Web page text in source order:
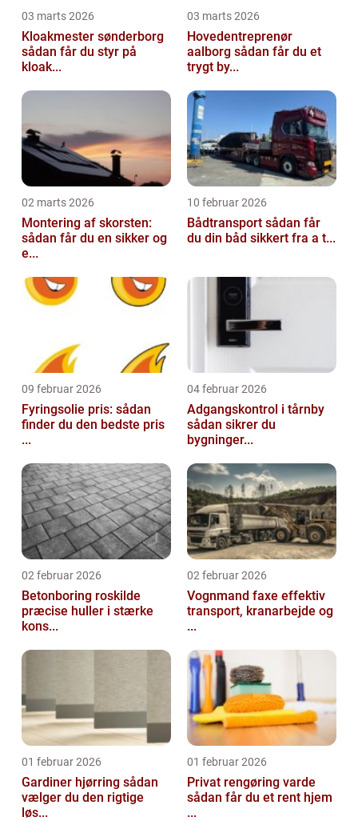
03 marts 2026
Kloakmester sønderborg
sådan får du styr på
kloak...
03 marts 2026
Hovedentreprenør
aalborg sådan får du et
trygt by...
02 marts 2026
Montering af skorsten:
sådan får du en sikker og
e...
10 februar 2026
Bådtransport sådan får
du din båd sikkert fra a t...
09 februar 2026
Fyringsolie pris: sådan
finder du den bedste pris
...
04 februar 2026
Adgangskontrol i tårnby
sådan sikrer du
bygninger...
02 februar 2026
Betonboring roskilde
præcise huller i stærke
kons...
02 februar 2026
Vognmand faxe effektiv
transport, kranarbejde og
...
01 februar 2026
Gardiner hjørring sådan
vælger du den rigtige
løs...
01 februar 2026
Privat rengøring varde
sådan får du et rent hjem
...